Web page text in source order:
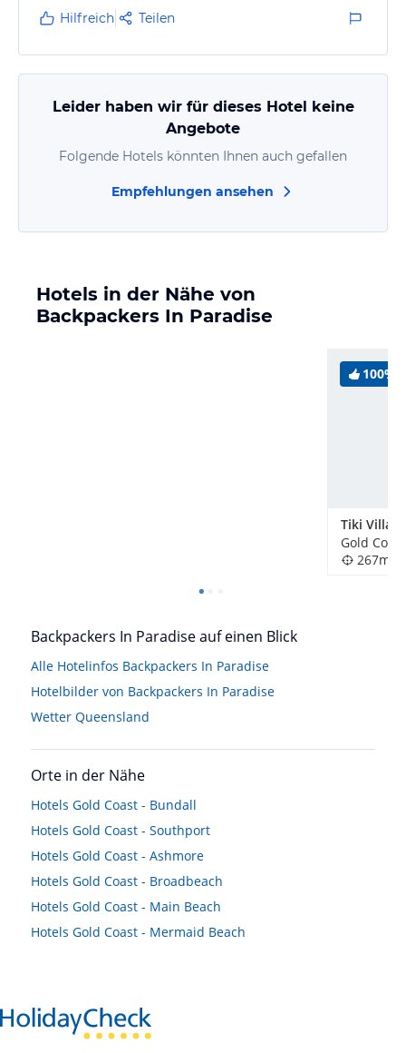
auch teilweise Speisen an, BYO Alkohol ist jedoch
nicht gestattet. Zudem bietet die Unterkunft einen
eigenen Pool. Die Küche war jedoch in meinen Augen
- neben den schlecht gelüfteten Räumen - das größte
Manko. Es gab kaum Teller und Besteck und die
Hilfreich Teilen
Leider haben wir für dieses Hotel keine
Angebote
Folgende Hotels könnten Ihnen auch gefallen
Empfehlungen ansehen
Hotels in der Nähe von
Backpackers In Paradise
100%
267m
Backpackers In Paradise auf einen Blick
Alle Hotelinfos Backpackers In Paradise
Hotelbilder von Backpackers In Paradise
Wetter Queensland
Orte in der Nähe
Hotels Gold Coast - Bundall
Hotels Gold Coast - Southport
Hotels Gold Coast - Ashmore
Hotels Gold Coast - Broadbeach
Hotels Gold Coast - Main Beach
Hotels Gold Coast - Mermaid Beach